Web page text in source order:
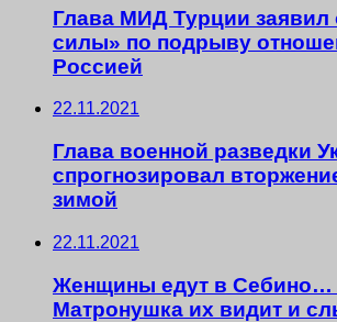
Глава МИД Турции заявил
силы» по подрыву
Россией
22.11.2021
Глава военной разведки
спрогнозировал
зимой
22.11.2021
Женщины едут в Себино…
Матронушка их видит и